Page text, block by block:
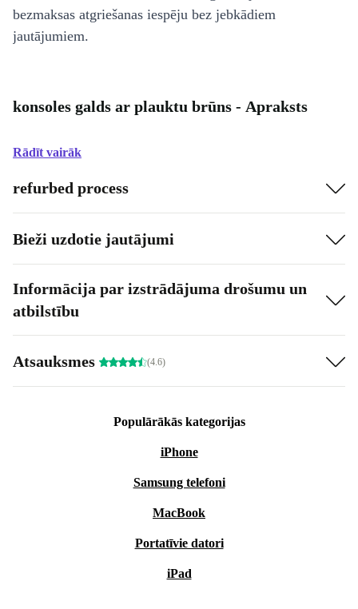
bezmaksas atgriešanas iespēju bez jebkādiem
jautājumiem.
konsoles galds ar plauktu brūns - Apraksts
Rādīt vairāk
refurbed process
Bieži uzdotie jautājumi
Informācija par izstrādājuma drošumu un
atbilstību
Atsauksmes (4.6)
Populārākās kategorijas
iPhone
Samsung telefoni
MacBook
Portatīvie datori
iPad